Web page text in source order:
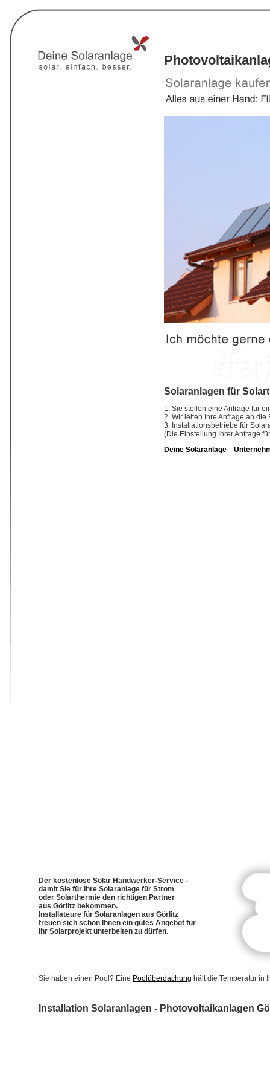
Solaranlagen für
1. Sie stellen eine Anfrage für
2. Wir leiten Ihre Anfrage an
3. Installationsbetriebe für
(Die Einstellung Ihrer Anfrage
Deine Solaranlage
Der kostenlose Solar Handwerker-Service -
damit Sie für Ihre Solaranlage für Strom
oder Solarthermie den richtigen Partner
aus Görlitz bekommen.
Installateure für Solaranlagen aus Görlitz
freuen sich schon Ihnen ein gutes Angebot für
Ihr Solarprojekt unterbeiten zu dürfen.
Sie haben einen Pool? Eine Poolüberdachung hält die Temperatur in
Installation Solaranlagen - Photovoltaikanlagen